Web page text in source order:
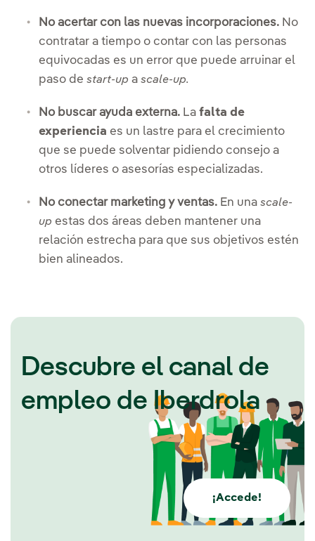
No acertar con las nuevas incorporaciones. No
contratar a tiempo o contar con las personas
equivocadas es un error que puede arruinar el
paso de start-up a scale-up.
No buscar ayuda externa. La falta de
experiencia es un lastre para el crecimiento
que se puede solventar pidiendo consejo a
otros líderes o asesorías especializadas.
No conectar marketing y ventas. En una scale-
up estas dos áreas deben mantener una
relación estrecha para que sus objetivos estén
bien alineados.
Descubre el canal de
empleo de Iberdrola
¡Accede!